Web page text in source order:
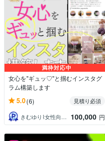
満枠対応中
女心を"ギュッ♡"と掴むインスタグ
ラム構築します
5.0(6)
見積り必須
きむゆり⌇女性向け店舗専門デザイナー
100,000 円